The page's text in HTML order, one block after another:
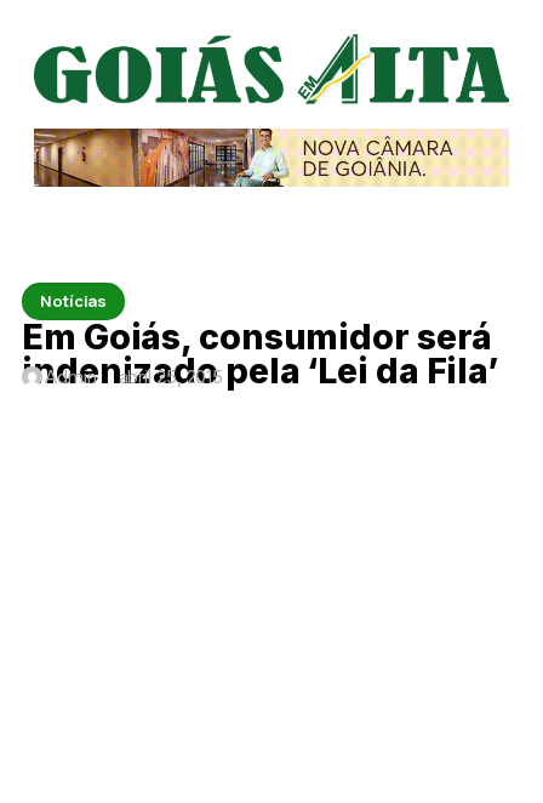
Notícias
Em Goiás, consumidor será
indenizado pela ‘Lei da Fila’
Admin abril 25, 2015